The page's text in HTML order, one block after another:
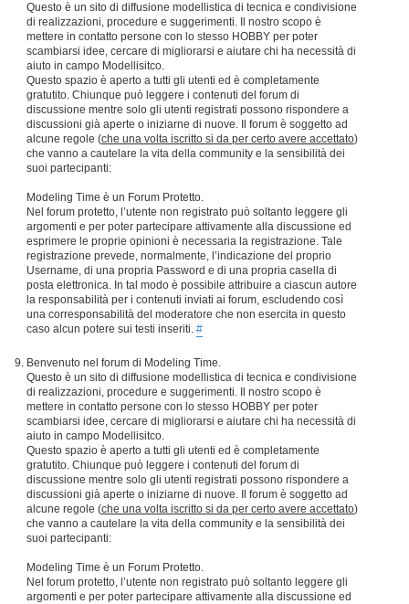
Questo è un sito di diffusione modellistica di tecnica e condivisione
di realizzazioni, procedure e suggerimenti. Il nostro scopo è
mettere in contatto persone con lo stesso HOBBY per poter
scambiarsi idee, cercare di migliorarsi e aiutare chi ha necessità di
aiuto in campo Modellisitco.
Questo spazio è aperto a tutti gli utenti ed è completamente
gratutito. Chiunque può leggere i contenuti del forum di
discussione mentre solo gli utenti registrati possono rispondere a
discussioni già aperte o iniziarne di nuove. Il forum è soggetto ad
alcune regole (che una volta iscritto si da per certo avere accettato)
che vanno a cautelare la vita della community e la sensibilità dei
suoi partecipanti:
Modeling Time è un Forum Protetto.
Nel forum protetto, l’utente non registrato può soltanto leggere gli
argomenti e per poter partecipare attivamente alla discussione ed
esprimere le proprie opinioni è necessaria la registrazione. Tale
registrazione prevede, normalmente, l’indicazione del proprio
Username, di una propria Password e di una propria casella di
posta elettronica. In tal modo è possibile attribuire a ciascun autore
la responsabilità per i contenuti inviati ai forum, escludendo così
una corresponsabilità del moderatore che non esercita in questo
caso alcun potere sui testi inseriti. #
Benvenuto nel forum di Modeling Time.
Questo è un sito di diffusione modellistica di tecnica e condivisione
di realizzazioni, procedure e suggerimenti. Il nostro scopo è
mettere in contatto persone con lo stesso HOBBY per poter
scambiarsi idee, cercare di migliorarsi e aiutare chi ha necessità di
aiuto in campo Modellisitco.
Questo spazio è aperto a tutti gli utenti ed è completamente
gratutito. Chiunque può leggere i contenuti del forum di
discussione mentre solo gli utenti registrati possono rispondere a
discussioni già aperte o iniziarne di nuove. Il forum è soggetto ad
alcune regole (che una volta iscritto si da per certo avere accettato)
che vanno a cautelare la vita della community e la sensibilità dei
suoi partecipanti:
Modeling Time è un Forum Protetto.
Nel forum protetto, l’utente non registrato può soltanto leggere gli
argomenti e per poter partecipare attivamente alla discussione ed